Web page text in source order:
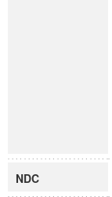
NDC